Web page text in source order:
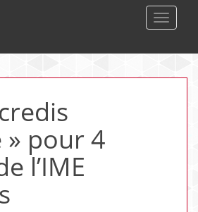
» pour 4
l’IME